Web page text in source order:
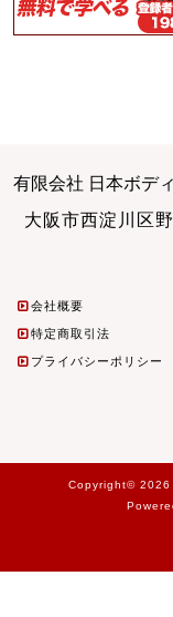
有限会社 日本ボデ
大阪市西淀川区
会社概要
特定商取引法
プライバシーポリシー
Copyright© 2026